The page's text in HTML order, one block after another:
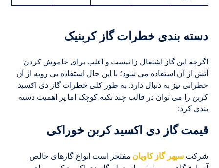
دسته بندی خطرات گاز کربنیک
اگرچه این گاز اشتعال زا نیست و اغلب برای خاموش کردن
آتش از آن استفاده می شود؛ با این حال استفاده بی رویه از آن
خطراتی نیز به دنبال دارد. به طور کلی خطرات گاز دی اکسید
کربن را می توان در قالب چند نکته کوچک اما پر اهمیت دسته
بندی کرد:
قیمت گاز دی اکسید کربن خوراکی
شرکتسپهر گاز کاویان مفتخر است انواع گازهای خالص